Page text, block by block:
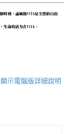
顯示電腦版詳細說明